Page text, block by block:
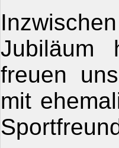
Jubiläum
freuen
mit